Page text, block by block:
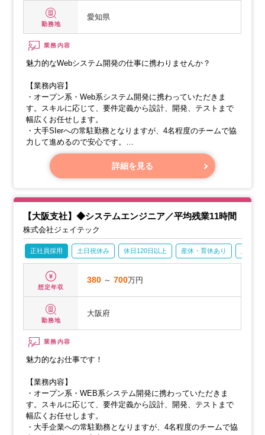
勤務地
愛知県
業務内容
魅力的なWebシステム開発の仕事に携わりませんか？
【業務内容】
・オープン系・Web系システム開発に携わっていただきま
す。スキルに応じて、要件定義から設計、開発、テストまで
幅広くお任せします。
・大手SIerへの常駐勤務となりますが、4名程度のチームで協
力して進めるので安心です。
・公共、流通、通信、公営競技など、多様なプロジェクトが
ありますので、希望を考慮してプロジェクトを決定します。
詳細を見る
【大阪支社】◆システムエンジニア／平均残業11時間
株式会社ジェイテック
正社員採用 土日祝休み 休日120日以上 産休・育休あり
想定年収
380 ～700万円
勤務地
大阪府
業務内容
魅力的なお仕事です！
【業務内容】
・オープン系・WEB系システム開発に携わっていただきま
す。スキルに応じて、要件定義から設計、開発、テストまで
幅広くお任せします。
・大手企業への常駐勤務となりますが、4名程度のチームで協